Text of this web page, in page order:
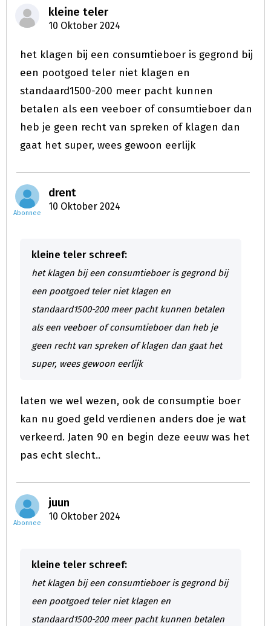
kleine teler
10 Oktober 2024
het klagen bij een consumtieboer is gegrond bij
een pootgoed teler niet klagen en
standaard1500-200 meer pacht kunnen
betalen als een veeboer of consumtieboer dan
heb je geen recht van spreken of klagen dan
gaat het super, wees gewoon eerlijk
Abonnee
drent
10 Oktober 2024
kleine teler schreef:
het klagen bij een consumtieboer is gegrond bij
een pootgoed teler niet klagen en
standaard1500-200 meer pacht kunnen betalen
als een veeboer of consumtieboer dan heb je
geen recht van spreken of klagen dan gaat het
super, wees gewoon eerlijk
laten we wel wezen, ook de consumptie boer
kan nu goed geld verdienen anders doe je wat
verkeerd. Jaten 90 en begin deze eeuw was het
pas echt slecht..
Abonnee
juun
10 Oktober 2024
kleine teler schreef:
het klagen bij een consumtieboer is gegrond bij
een pootgoed teler niet klagen en
standaard1500-200 meer pacht kunnen betalen